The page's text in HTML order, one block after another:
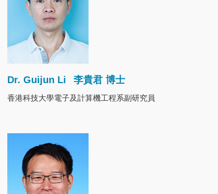
Dr. Guijun Li 李貴君 博士
香港科技大學電子及計算機工程系副研究員